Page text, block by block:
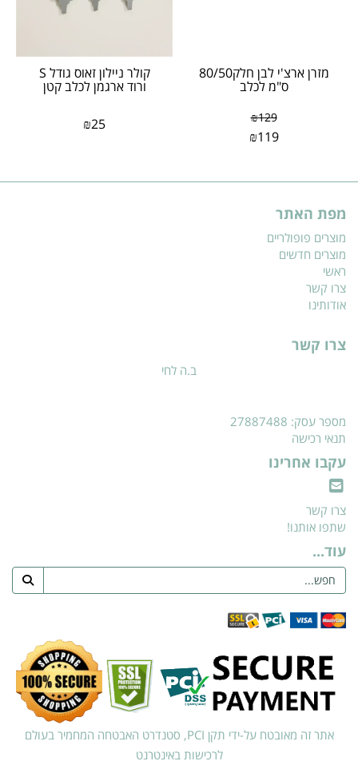
מזרן ארצ'י לבן חלק80/50
ס"מ לכלב
₪129
₪119
​קולר ניילון זאוס גודל S
ורוד ארגמן לכלב קטן
₪25
מפת האתר
מוצרים פופולריים
מוצרים חדשים
ראשי
צרו קשר
אודותינו
צרו קשר
ב.ה לחי
מספר עסק: 27887488
תנאי רכישה
עקבו אחרינו
צרו קשר
שתפו אותנו!
עוד...
אתר זה מאובטח על-ידי תקן PCI, סטנדרט האבטחה המחמיר בעולם
לרכישות באינטרנט